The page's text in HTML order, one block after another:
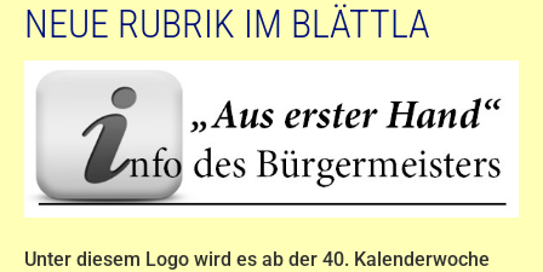
NEUE RUBRIK IM BLÄTTLA
Unter diesem Logo wird es ab der 40. Kalenderwoche